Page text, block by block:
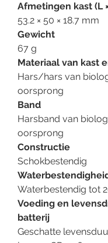
Afmetingen kast (L
53.2 × 50 × 18.7 mm
Gewicht
67 g
Materiaal van kast
Hars/hars van
oorsprong
Band
Harsband van
oorsprong
Constructie
Schokbestendig
Waterbestendig tot
Voeding en
batterij
Geschatte